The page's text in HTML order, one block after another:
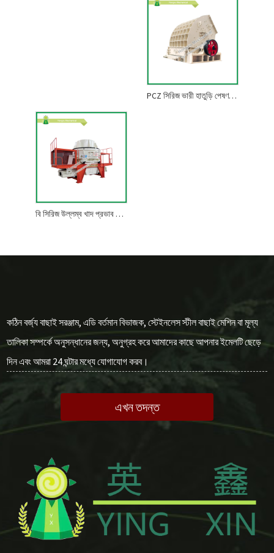
PCZ সিরিজ ভারী হাতুড়ি পেষণকারী
বি সিরিজ উল্লম্ব খাদ প্রভাব পেষণকারী
কঠিন বর্জ্য বাছাই সরঞ্জাম, এডি বর্তমান বিভাজক, স্টেইনলেস স্টীল বাছাই মেশিন বা মূল্য
তালিকা সম্পর্কে অনুসন্ধানের জন্য, অনুগ্রহ করে আমাদের কাছে আপনার ইমেলটি ছেড়ে
দিন এবং আমরা 24 ঘন্টার মধ্যে যোগাযোগ করব।
এখন তদন্ত